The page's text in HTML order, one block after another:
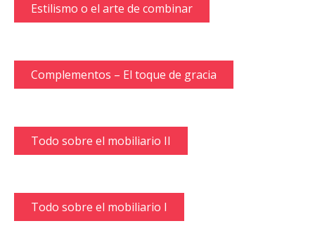
Estilismo o el arte de combinar
Complementos – El toque de gracia
Todo sobre el mobiliario II
Todo sobre el mobiliario I